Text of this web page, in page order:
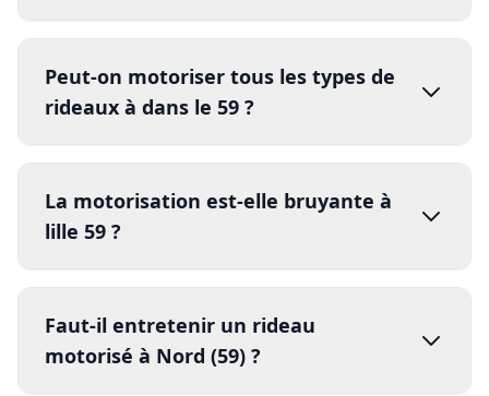
système de secours manuel
Option batterie de secours
Peut-on motoriser tous les types de
rideaux à dans le 59 ?
poids total du tablier
La motorisation est-elle bruyante à
lille 59 ?
45-55 dB
Faut-il entretenir un rideau
motorisé à Nord (59) ?